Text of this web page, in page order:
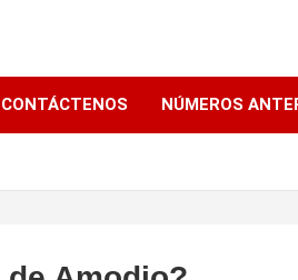
CONTÁCTENOS NÚMEROS